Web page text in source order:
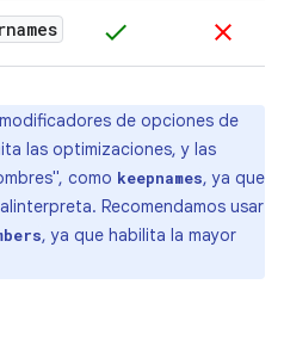
check clear
de opciones de
las optimizaciones, y las
como keepnames, ya que
Recomendamos usar
, ya que habilita la mayor